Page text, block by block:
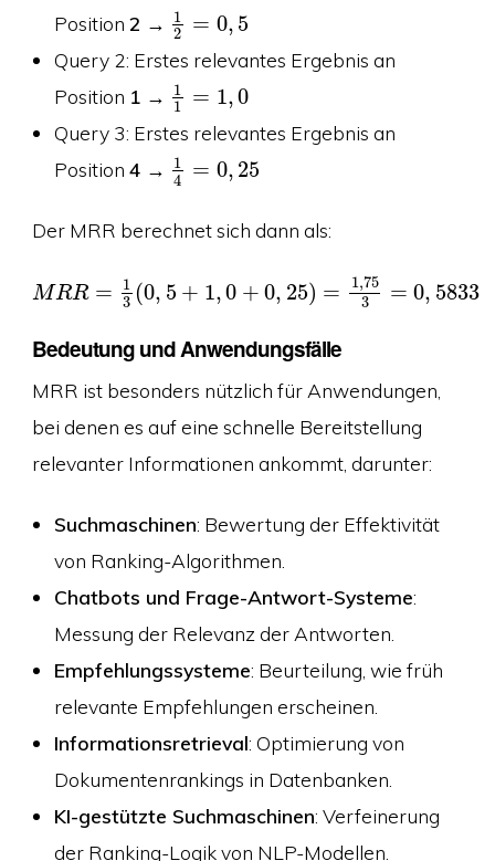
Position 2 →
1
2
= 0, 5
Query 2: Erstes relevantes Ergebnis an
Position 1 →
1
1
= 1,0
Query 3: Erstes relevantes Ergebnis an
Position 4 →
1
4
= 0, 25
Der MRR berechnet sich dann als:
M RR =
1
3 (0, 5 + 1,0 + 0, 25) = 1,75
3
= 0, 5833
Bedeutung und Anwendungsfälle
MRR ist besonders nützlich für Anwendungen,
bei denen es auf eine schnelle Bereitstellung
relevanter Informationen ankommt, darunter:
Suchmaschinen: Bewertung der Effektivität
von Ranking-Algorithmen.
Chatbots und Frage-Antwort-Systeme:
Messung der Relevanz der Antworten.
Empfehlungssysteme: Beurteilung, wie früh
relevante Empfehlungen erscheinen.
Informationsretrieval: Optimierung von
Dokumentenrankings in Datenbanken.
KI-gestützte Suchmaschinen: Verfeinerung
der Ranking-Logik von NLP-Modellen.